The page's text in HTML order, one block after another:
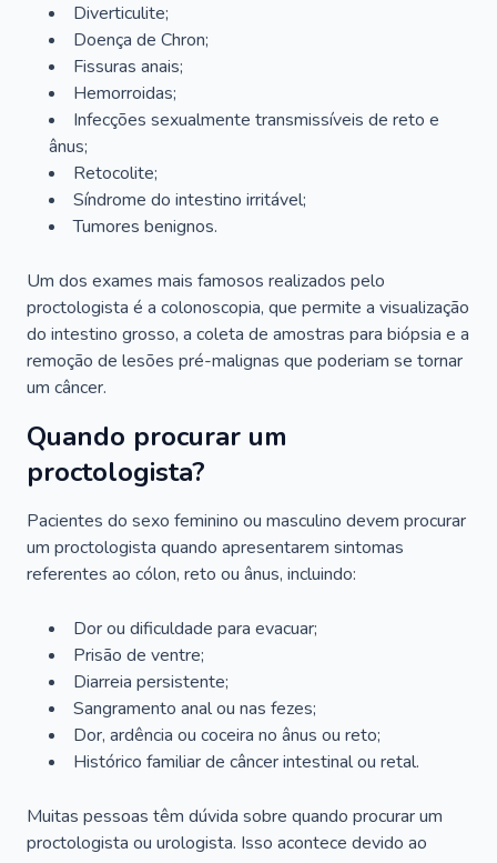
Diverticulite;
Doença de Chron;
Fissuras anais;
Hemorroidas;
Infecções sexualmente transmissíveis de reto e
ânus;
Retocolite;
Síndrome do intestino irritável;
Tumores benignos.
Um dos exames mais famosos realizados pelo
proctologista é a colonoscopia, que permite a visualização
do intestino grosso, a coleta de amostras para biópsia e a
remoção de lesões pré-malignas que poderiam se tornar
um câncer.
Quando procurar um
proctologista?
Pacientes do sexo feminino ou masculino devem procurar
um proctologista quando apresentarem sintomas
referentes ao cólon, reto ou ânus, incluindo:
Dor ou dificuldade para evacuar;
Prisão de ventre;
Diarreia persistente;
Sangramento anal ou nas fezes;
Dor, ardência ou coceira no ânus ou reto;
Histórico familiar de câncer intestinal ou retal.
Muitas pessoas têm dúvida sobre quando procurar um
proctologista ou urologista. Isso acontece devido ao